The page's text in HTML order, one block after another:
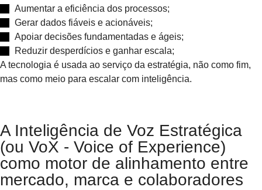
Aumentar a eficiência dos processos;
Gerar dados fiáveis e acionáveis;
Apoiar decisões fundamentadas e ágeis;
Reduzir desperdícios e ganhar escala;
A tecnologia é usada ao serviço da estratégia, não como fim,
mas como meio para escalar com inteligência.
A Inteligência de Voz Estratégica
(ou VoX - Voice of Experience)
como motor de alinhamento entre
mercado, marca e colaboradores​